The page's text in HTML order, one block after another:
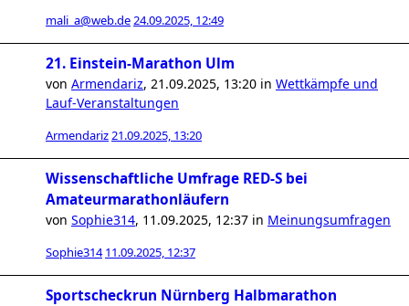
mali_a@web.de24.09.2025, 12:49
21. Einstein-Marathon Ulm
von Armendariz, 21.09.2025, 13:20 in Wettkämpfe und
Lauf-Veranstaltungen
Armendariz21.09.2025, 13:20
Wissenschaftliche Umfrage RED-S bei
Amateurmarathonläufern
von Sophie314, 11.09.2025, 12:37 in Meinungsumfragen
Sophie314 11.09.2025, 12:37
Sportscheckrun Nürnberg Halbmarathon